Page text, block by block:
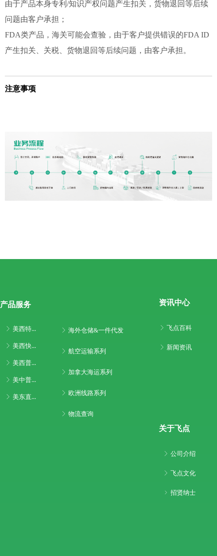
由于产品本身专利/知识产权问题产生扣关，货物退回等后续
问题由客户承担；
FDA类产品，海关可能会查验，由于客户提供错误的FDA ID
产生扣关、关税、货物退回等后续问题，由客户承担。
注意事项
产品服务
ꁕ 美西特快专线
ꁕ 美西快船专线
ꁕ 美西普船专线
ꁕ 美中普船专线
ꁕ 美东直航系列
ꁕ 海外仓储&一件代发
ꁕ 航空运输系列
ꁕ 加拿大海运系列
ꁕ 欧洲线路系列
ꁕ 物流查询
资讯中心
ꁕ 飞点百科
ꁕ 新闻资讯
关于飞点
ꁕ 公司介绍
ꁕ 飞点文化
ꁇ 招贤纳士